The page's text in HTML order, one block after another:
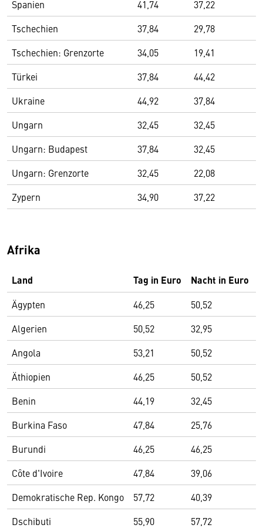
Spanien 41,74
37,22
Tschechien
37,84
29,78
Tschechien: Grenzorte
34,05
19,41
Türkei
37,84
44,42
Ukraine
44,92
37,84
Ungarn
32,45
32,45
Ungarn: Budapest
37,84
32,45
Ungarn: Grenzorte
32,45
22,08
Zypern
34,90 37,22
Afrika
Land Tag in Euro Nacht in Euro
Ägypten 46,25
50,52
Algerien
50,52
32,95
Angola
53,21
50,52
Äthiopien
46,25
50,52
Benin
44,19
32,45
Burkina Faso
47,84
25,76
Burundi
46,25
46,25
Côte d'Ivoire
47,84
39,06
Demokratische Rep. Kongo
57,72
40,39
Dschibuti
55,90
57,72